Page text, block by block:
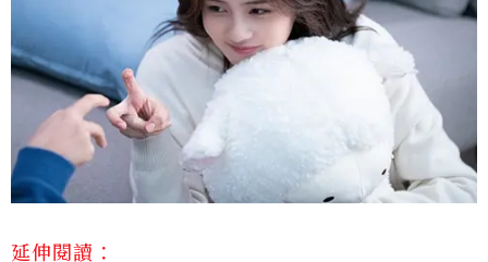
延伸閱讀：